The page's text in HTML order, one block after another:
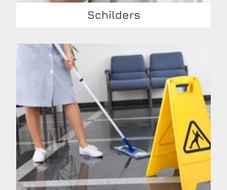
Schilders